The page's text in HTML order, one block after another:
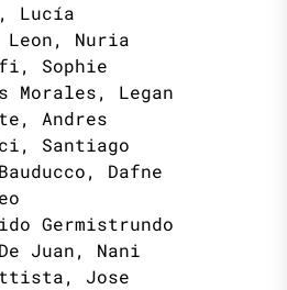
Lucía
Nuria
Sophie
Morales, Legan
Andres
Santiago
Dafne
Germistrundo
Juan, Nani
Jose